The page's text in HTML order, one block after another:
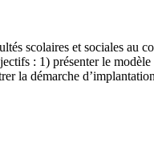
scolaires et sociales au
: 1) présenter le
la démarche